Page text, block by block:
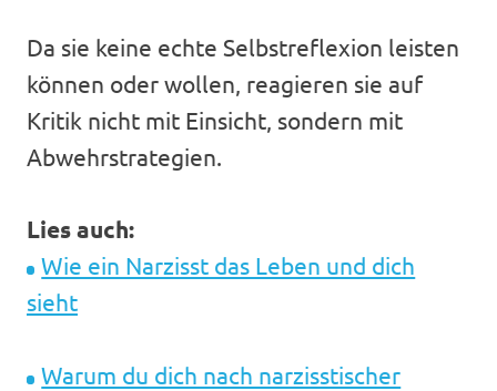
Da sie keine echte Selbstreflexion leisten
können oder wollen, reagieren sie auf
Kritik nicht mit Einsicht, sondern mit
Abwehrstrategien.
Lies auch:
Wie ein Narzisst das Leben und dich
sieht
Warum du dich nach narzisstischer